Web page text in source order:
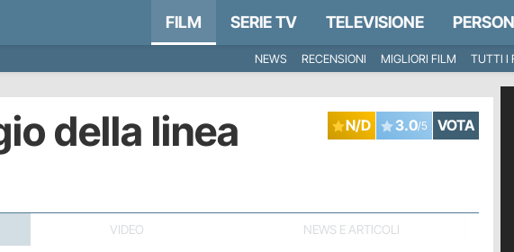
FILM SERIE TV TELEVISIONE
NEWS RECENSIONI MIGLIORI FILM TUTTI I
della linea N/D 3.0/5 VOTA
VIDEO NEWS E ARTICOLI